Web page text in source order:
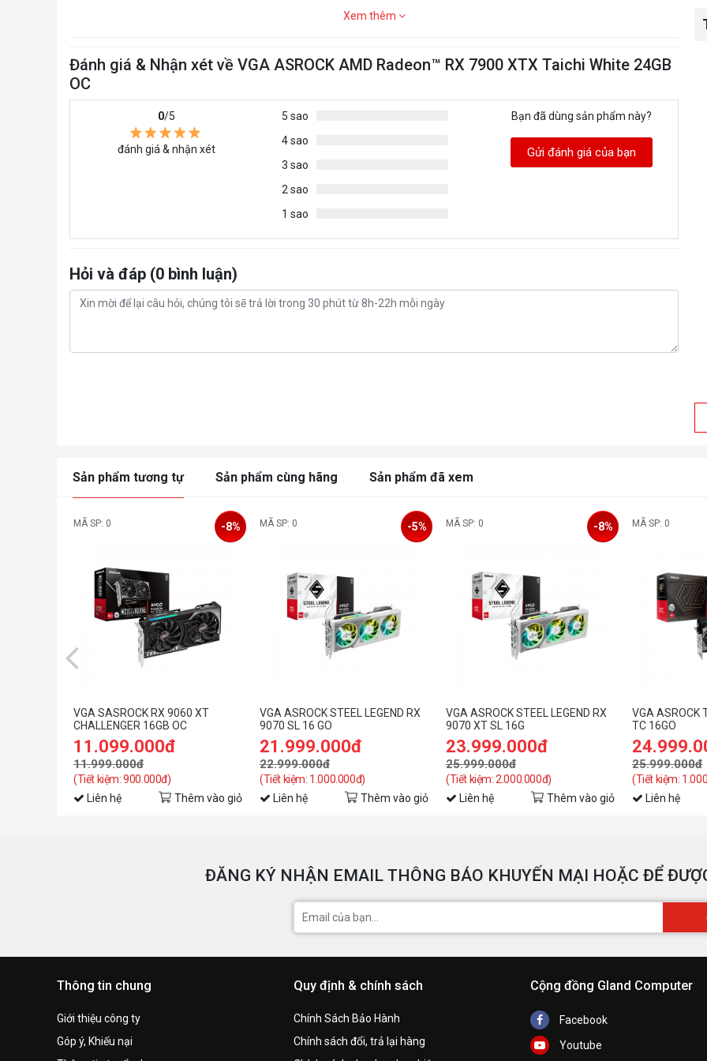
Xem thêm
Đánh giá & Nhận xét về VGA ASROCK AMD Radeon™ RX 7900 XTX Taichi White 24GB
OC
0/5
đánh giá & nhận xét
5 sao
4 sao
3 sao
2 sao
1 sao
Bạn đã dùng sản phẩm này?
Gửi đánh giá của bạn
Hỏi và đáp (0 bình luận)
Sản phẩm tương tự Sản phẩm cùng hãng Sản phẩm đã xem
MÃ SP: 0
VGA SASROCK RX 9060 XT
CHALLENGER 16GB OC
11.099.000đ
11.999.000đ
(Tiết kiệm: 900.000đ)
-8%
Liên hệ Thêm vào giỏ
MÃ SP: 0
VGA ASROCK STEEL LEGEND RX
9070 SL 16 GO
21.999.000đ
22.999.000đ
(Tiết kiệm: 1.000.000đ)
-5%
Liên hệ Thêm vào giỏ
MÃ SP: 0
VGA ASROCK STEEL LEGEND RX
9070 XT SL 16G
23.999.000đ
25.999.000đ
(Tiết kiệm: 2.000.000đ)
-8%
Liên hệ Thêm vào giỏ
MÃ SP: 0
VGA ASROCK
TC 16GO
25.999.000đ
(Tiết kiệm:
Liên hệ
ĐĂNG KÝ NHẬN EMAIL THÔNG BÁO KHUYẾN MẠI HOẶC ĐỂ
Thông tin chung
Giới thiệu công ty
Góp ý, Khiếu nại
Quy định & chính sách
Chính Sách Bảo Hành
Chính sách đổi, trả lại hàng
Cộng đồng Gland Computer
Facebook
Youtube